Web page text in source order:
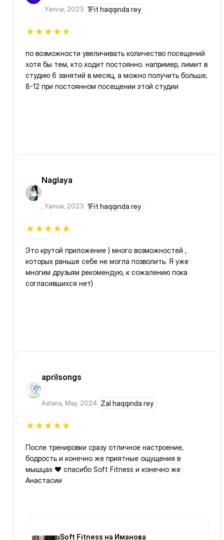
, Yanvar, 2023 1Fit haqqında rəy
по возможности увеличивать количество посещений
хотя бы тем, кто ходит постоянно. например, лимит в
студию 6 занятий в месяц, а можно получить больше,
8-12 при постоянном посещении этой студии
Naglaya
, Yanvar, 2023 1Fit haqqında rəy
Это крутой приложение ) много возможностей ,
которых раньше себе не могла позволить. Я уже
многим друзьям рекомендую, к сожалению пока
согласившихся нет)
aprilsongs
Astana, May, 2024 Zal haqqında rəy
После тренировки сразу отличное настроение,
бодрость и конечно же приятные ощущения в
мышцах ❤️ спасибо Soft Fitness и конечно же
Анастасии
Soft Fitness на Иманова